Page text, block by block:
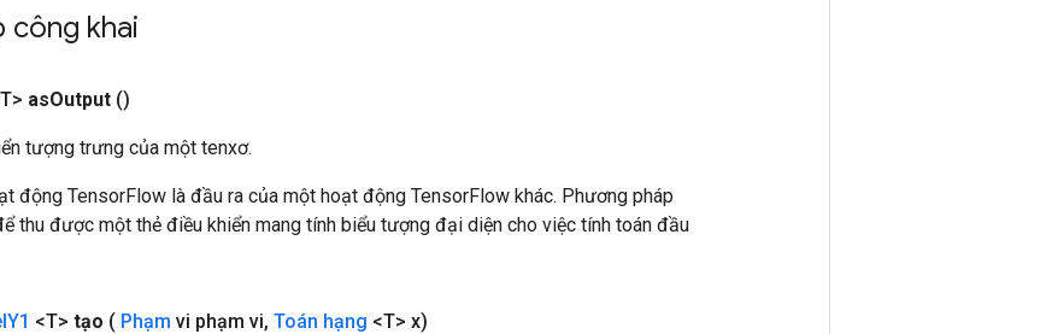
công khai
asOutput ()
tượng trưng của một tenxơ.
động TensorFlow là đầu ra của một hoạt động TensorFlow khác. Phương pháp
thu được một thẻ điều khiển mang tính biểu tượng đại diện cho việc tính toán đầu
Y1 <T> tạo ( Phạm vi phạm vi, Toán hạng <T> x)